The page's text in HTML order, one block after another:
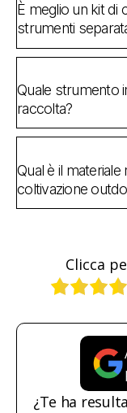
È meglio un kit di
strumenti
Quale strumento
raccolta?
Qual è il
coltivazione
Clicca
¿Te ha